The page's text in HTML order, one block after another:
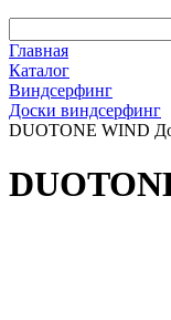
Главная
Каталог
Виндсерфинг
Доски виндсерфинг
DUOTONE WIND